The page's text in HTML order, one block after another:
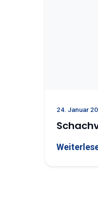
24. Januar